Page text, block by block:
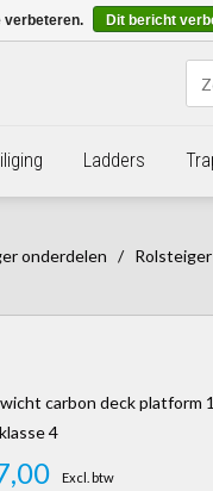
Ladders
onderdelen /
carbon deck platform
4
Excl. btw
verbeteren. Dit bericht